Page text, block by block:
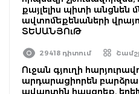
քայլելիս պիտի անցնեն
ավտոմեքենաների
ՏԵՍԱՆՅՈւԹ
29418 դիտում
Ուջան գյուղի
արդարացիորեն
ավարտին հասցրեք.